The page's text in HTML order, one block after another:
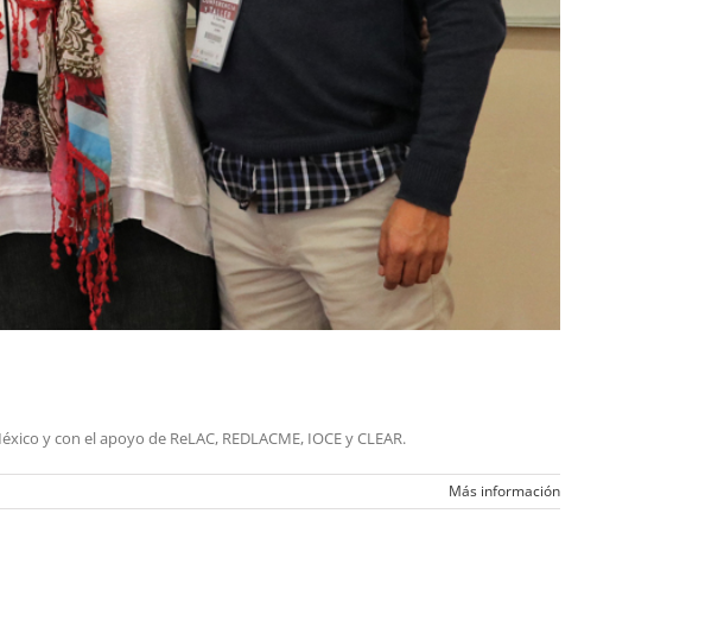
y con el apoyo de ReLAC, REDLACME, IOCE y CLEAR.
Más información